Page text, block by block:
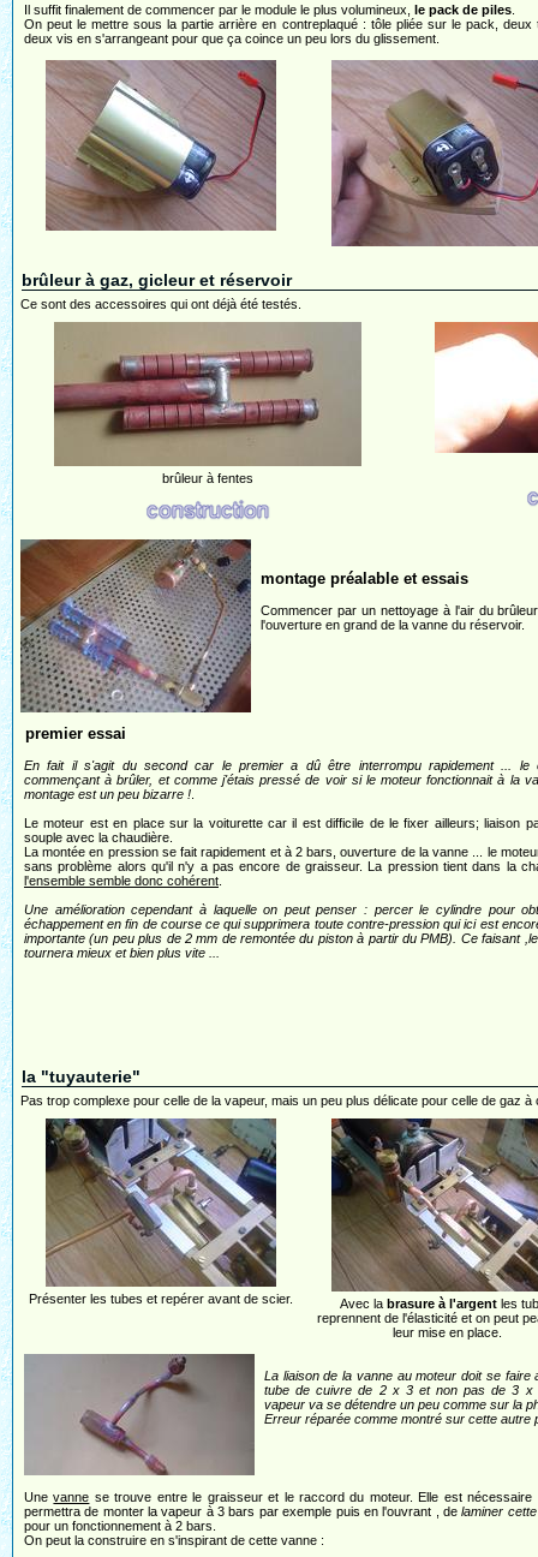
Il suffit finalement de commencer par le module le plus volumineux, le pack de piles
On peut le mettre sous la partie arrière en contreplaqué : tôle pliée sur le pack, deux
deux vis en s'arrangeant pour que ça coince un peu lors du glissement.
brûleur à gaz, gicleur et réservoir
Ce sont des accessoires qui ont déjà été testés.
brûleur à fentes
montage préalable et essais
Commencer par un nettoyage à l'air du
l'ouverture en grand de la vanne du réservoir.
premier essai
En fait il s'agit du second car le premier a dû être interrompu rapidement ... le
commençant à brûler, et comme j'étais pressé de voir si le moteur fonctionnait à la
montage est un peu bizarre !
Le moteur est en place sur la voiturette car il est difficile de le fixer ailleurs; liaison
souple avec la chaudière.
La montée en pression se fait rapidement et à 2 bars, ouverture de la vanne ... le
sans problème alors qu'il n'y a pas encore de graisseur. La pression tient dans la
l'ensemble semble donc cohérent
Une amélioration cependant à laquelle on peut penser : percer le cylindre pour
échappement en fin de course ce qui supprimera toute contre-pression qui ici est
importante (un peu plus de 2 mm de remontée du piston à partir du PMB). Ce faisant
tournera mieux et bien plus vite ...
la "tuyauterie"
Pas trop complexe pour celle de la vapeur, mais un peu plus délicate pour celle de gaz
Présenter les tubes et repérer avant de scier. Avec la brasure à l'argent les
reprennent de l'élasticité et on peut
leur mise en place.
La liaison de la vanne au moteur doit se faire
tube de cuivre de 2 x 3 et non pas de 3 x
vapeur va se détendre un peu comme sur la
Erreur réparée comme montré sur cette autre
Unevanne se trouve entre le graisseur et le raccord du moteur. Elle est nécessaire
permettra de monter la vapeur à 3 bars par exemple puis en l'ouvrant , delaminer
pour un fonctionnement à 2 bars.
On peut la construire en s'inspirant de cette vanne :